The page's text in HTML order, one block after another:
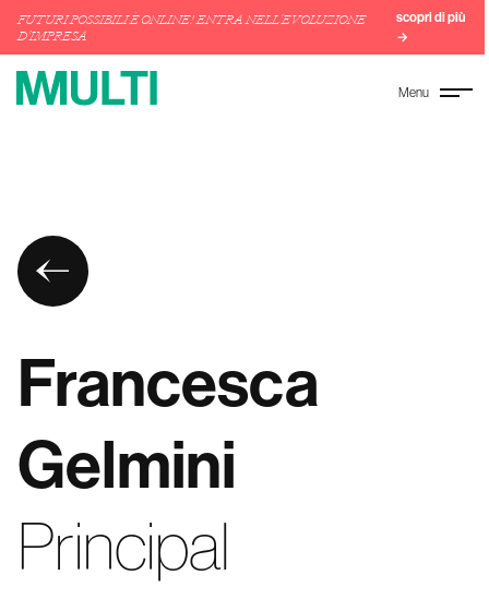
FUTURI POSSIBILI È ONLINE! ENTRA NELL'EVOLUZIONE
D'IMPRESA
scopri di più
→
Menu
Francesca
Gelmini
Principal